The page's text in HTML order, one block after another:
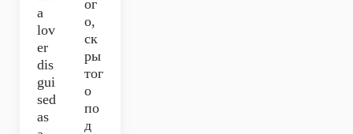
a
lov
er
dis
gui
sed
as
ог
о,
ск
ры
тог
о
по
д